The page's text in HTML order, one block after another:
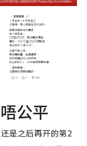
公平
是之后再开的第2